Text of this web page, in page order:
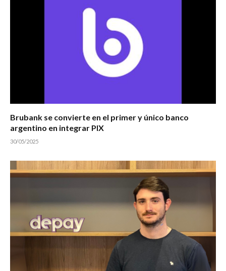
Brubank se convierte en el primer y único banco
argentino en integrar PIX
30/05/2025